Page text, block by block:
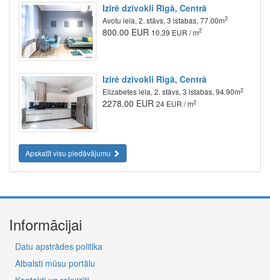
Izīrē dzīvokli Rīgā, Centrā
Avotu iela, 2. stāvs, 3 istabas, 77.00m2
800.00 EUR 10.39 EUR / m2
Izīrē dzīvokli Rīgā, Centrā
Elizabetes iela, 2. stāvs, 3 istabas, 94.90m2
2278.00 EUR 24 EUR / m2
Apskatīt visu piedāvājumu
Informācijai
Datu apstrādes politika
Atbalsti mūsu portālu